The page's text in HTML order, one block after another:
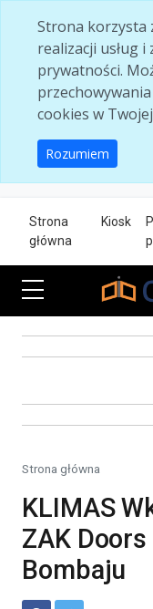
Strona korzysta
realizacji usług
prywatności.
cookies w
Rozumiem
Strona
główna
Kiosk
Strona główna
KLIMAS
ZAK
Bombaju